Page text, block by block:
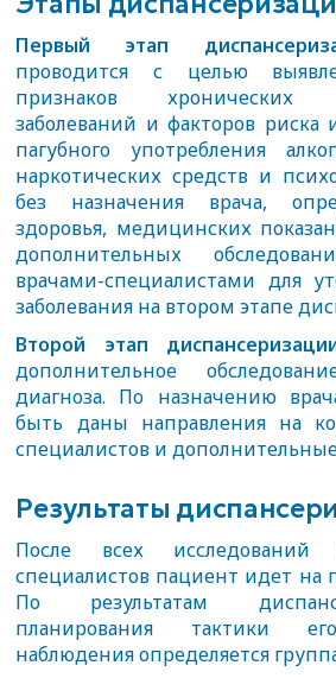
Первый этап
проводится с целью
признаков хронических
заболеваний и факторов риска
пагубного употребления
наркотических средств и
без назначения врача,
здоровья, медицинских
дополнительных
врачами-специалистами для
заболевания на втором этапе
Второй этап
дополнительное
диагноза. По назначению
быть даны направления на
специалистов и
Результаты
После всех исследований
специалистов пациент идет на
По результатам
планирования тактики
наблюдения определяется